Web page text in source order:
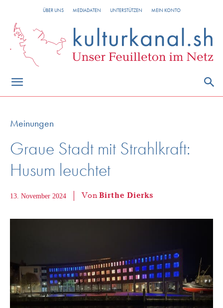
ÜBER UNS MEDIADATEN UNTERSTÜTZEN MEIN KONTO
Meinungen
Graue Stadt mit Strahlkraft:
Husum leuchtet
13. November 2024 VonBirthe Dierks